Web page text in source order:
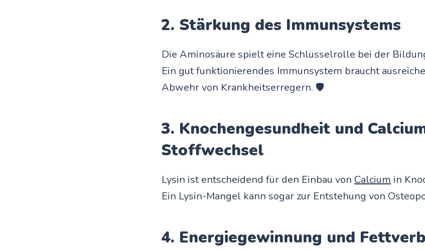
2. Stärkung des Immunsystems
Die Aminosäure spielt eine Schlüsselrolle bei der
Ein gut funktionierendes Immunsystem braucht
Abwehr von Krankheitserregern. 🛡️
3. Knochengesundheit und
Stoffwechsel
Lysin ist entscheidend für den Einbau von Calcium in
Ein Lysin-Mangel kann sogar zur Entstehung von
4. Energiegewinnung und